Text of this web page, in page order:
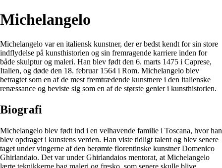
Michelangelo
Michelangelo var en italiensk kunstner, der er bedst kendt for sin store
indflydelse på kunsthistorien og sin fremragende karriere inden for
både skulptur og maleri. Han blev født den 6. marts 1475 i Caprese,
Italien, og døde den 18. februar 1564 i Rom. Michelangelo blev
betragtet som en af ​​de mest fremtrædende kunstnere i den italienske
renæssance og beviste sig som en af ​​de største genier i kunsthistorien.
Biografi
Michelangelo blev født ind i en velhavende familie i Toscana, hvor han
blev opdraget i kunstens verden. Han viste tidligt talent og blev senere
taget under vingerne af den berømte florentinske kunstner Domenico
Ghirlandaio. Det var under Ghirlandaios mentorat, at Michelangelo
lærte teknikkerne bag maleri og fresko, som senere skulle blive